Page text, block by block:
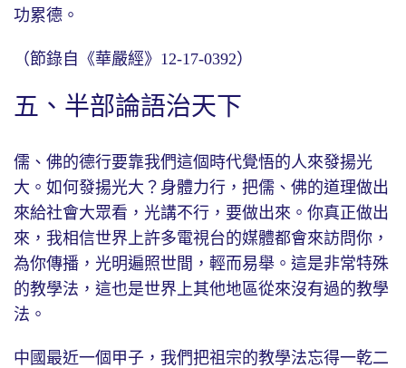
功累德。
（節錄自《華嚴經》12-17-0392）
五、半部論語治天下
儒、佛的德行要靠我們這個時代覺悟的人來發揚光
大。如何發揚光大？身體力行，把儒、佛的道理做出
來給社會大眾看，光講不行，要做出來。你真正做出
來，我相信世界上許多電視台的媒體都會來訪問你，
為你傳播，光明遍照世間，輕而易舉。這是非常特殊
的教學法，這也是世界上其他地區從來沒有過的教學
法。
中國最近一個甲子，我們把祖宗的教學法忘得一乾二